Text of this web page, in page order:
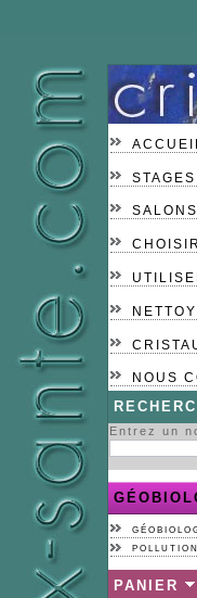
ACCUEIL
NOUS
Entrez un
PANIER